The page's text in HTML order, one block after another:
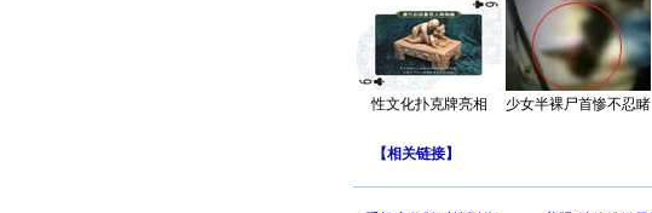
性文化扑克牌亮相 少女半裸尸首惨不忍睹
【相关链接】